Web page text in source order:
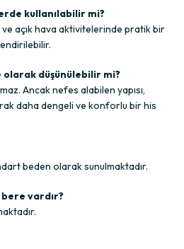
kullanılabilir mi?
açık hava aktivitelerinde pratik bir
düşünülebilir mi?
Ancak nefes alabilen yapısı,
daha dengeli ve konforlu bir his
beden olarak sunulmaktadır.
vardır?